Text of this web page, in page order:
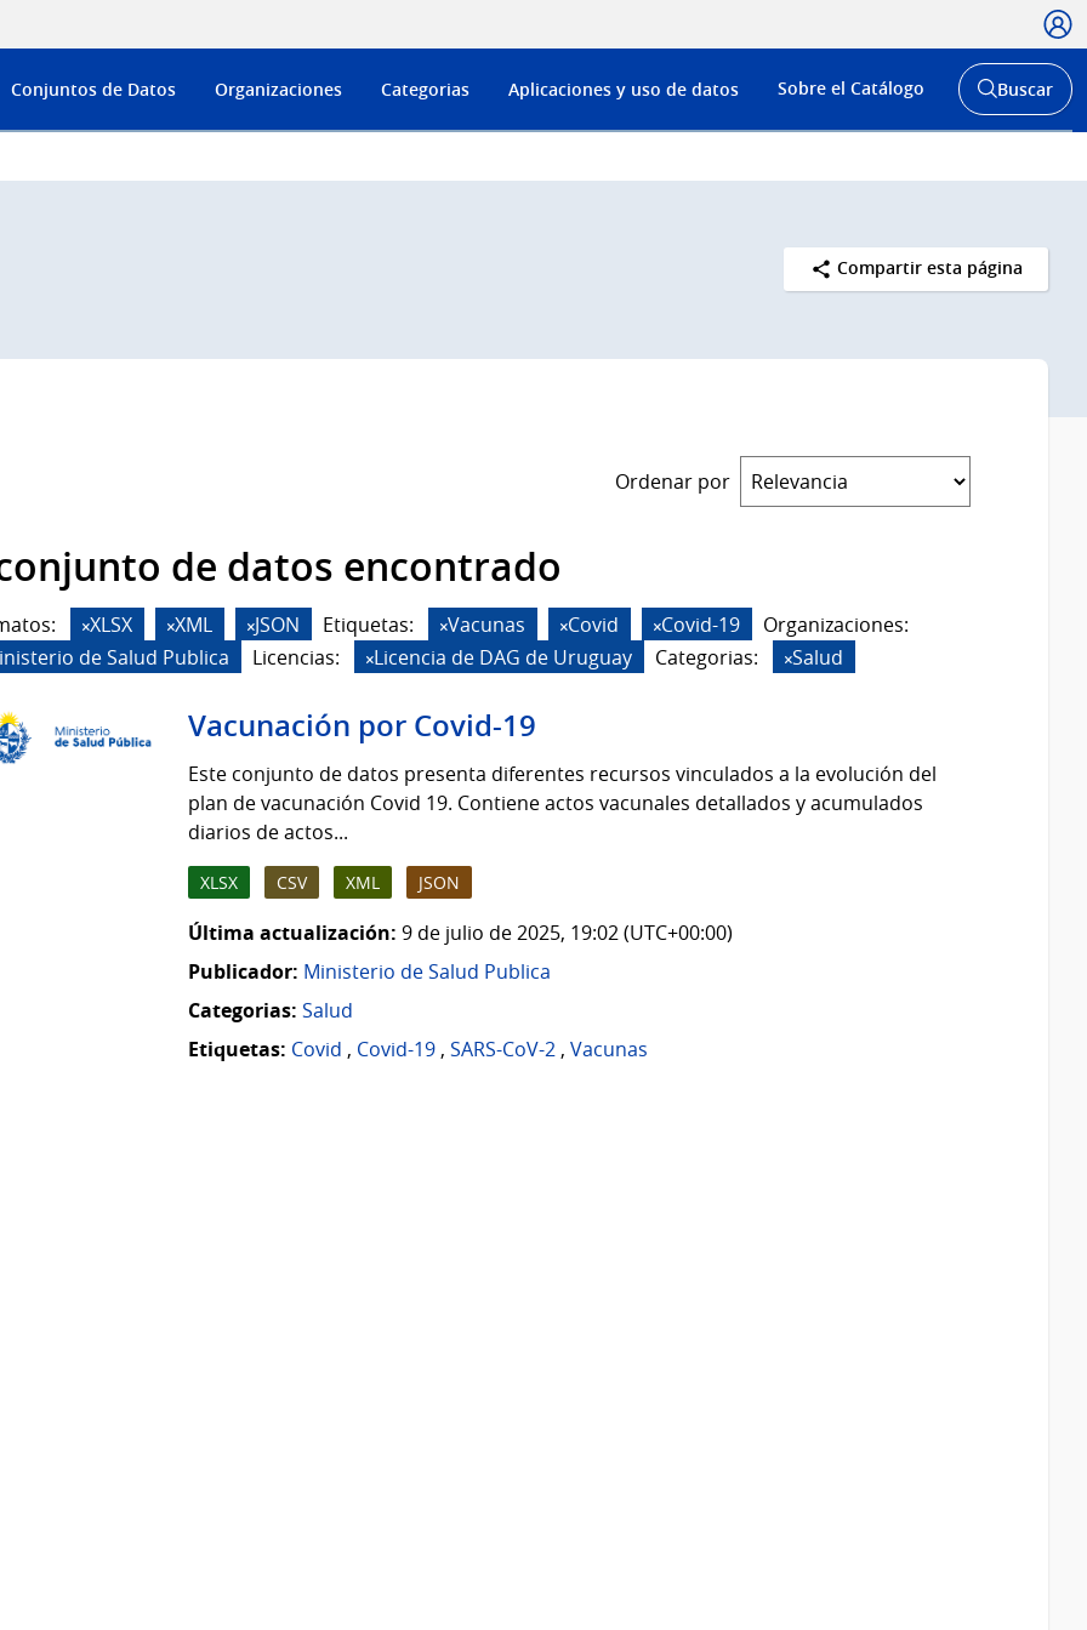
Menú
de
Conjuntos de Datos Organizaciones Categorias Aplicaciones y uso de datos Sobre el Catálogo
Abrir
buscador
Buscar
Compartir esta página
Ordenar por
de datos encontrado
XLSX XML JSON Etiquetas: Vacunas Covid Covid-19
Organizaciones:
de Salud Publica
Licencias: Licencia de DAG de Uruguay Categorias: Salud
Vacunación por Covid-19
Este conjunto de datos presenta diferentes recursos vinculados a la evolución del
plan de vacunación Covid 19. Contiene actos vacunales detallados y acumulados
diarios de actos...
XLSX CSV XML JSON
Última actualización: 9 de julio de 2025, 19:02 (UTC+00:00)
Publicador: Ministerio de Salud Publica
Categorias: Salud
Etiquetas: Covid , Covid-19, SARS-CoV-2, Vacunas